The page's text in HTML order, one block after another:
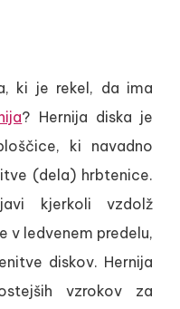
ki je rekel, da ima
? Hernija diska je
ki navadno
(dela) hrbtenice.
kjerkoli vzdolž
v ledvenem predelu,
diskov. Hernija
vzrokov za